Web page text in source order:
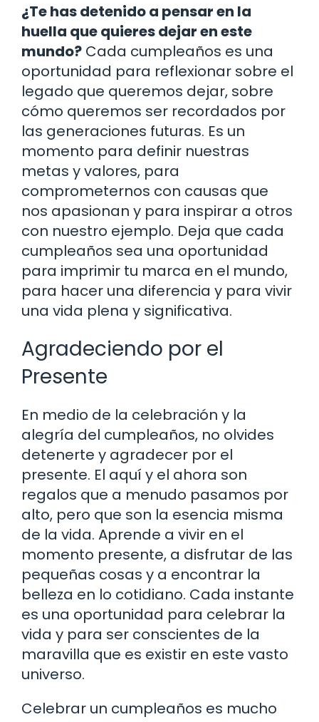
¿Te has detenido a pensar en la
huella que quieres dejar en este
mundo? Cada cumpleaños es una
oportunidad para reflexionar sobre el
legado que queremos dejar, sobre
cómo queremos ser recordados por
las generaciones futuras. Es un
momento para definir nuestras
metas y valores, para
comprometernos con causas que
nos apasionan y para inspirar a otros
con nuestro ejemplo. Deja que cada
cumpleaños sea una oportunidad
para imprimir tu marca en el mundo,
para hacer una diferencia y para vivir
una vida plena y significativa.
Agradeciendo por el
Presente
En medio de la celebración y la
alegría del cumpleaños, no olvides
detenerte y agradecer por el
presente. El aquí y el ahora son
regalos que a menudo pasamos por
alto, pero que son la esencia misma
de la vida. Aprende a vivir en el
momento presente, a disfrutar de las
pequeñas cosas y a encontrar la
belleza en lo cotidiano. Cada instante
es una oportunidad para celebrar la
vida y para ser conscientes de la
maravilla que es existir en este vasto
universo.
Celebrar un cumpleaños es mucho